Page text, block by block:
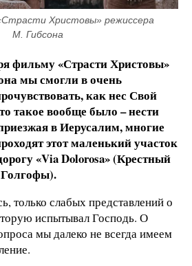
Христовы» режиссера
М. Гибсона
фильму «Страсти Христовы»
мы смогли в очень
как нес Свой
такое вообще было – нести
в Иерусалим, многие
этот маленький участок
«Via Dolorosa» (Крестный
Голгофы).
только слабых представлений о
испытывал Господь. О
мы далеко не всегда имеем